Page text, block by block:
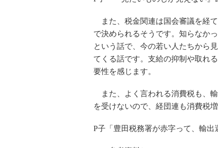
また、税金関連は国会審議を経
で決められるそうです。知らなか
という話で、今の若い人たちから
てくる話です。支給の抑制や取れ
要性を感じます。
また、よく言われる消費税も、
を受けないので、経団連も消費税
P子「豊田税務署が赤字って、輸